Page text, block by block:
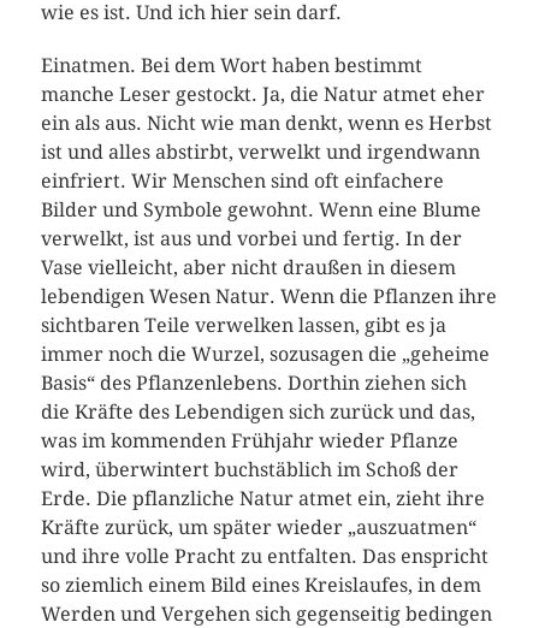
wie es ist. Und ich hier sein darf.
Einatmen. Bei dem Wort haben bestimmt
manche Leser gestockt. Ja, die Natur atmet eher
ein als aus. Nicht wie man denkt, wenn es Herbst
ist und alles abstirbt, verwelkt und irgendwann
einfriert. Wir Menschen sind oft einfachere
Bilder und Symbole gewohnt. Wenn eine Blume
verwelkt, ist aus und vorbei und fertig. In der
Vase vielleicht, aber nicht draußen in diesem
lebendigen Wesen Natur. Wenn die Pflanzen ihre
sichtbaren Teile verwelken lassen, gibt es ja
immer noch die Wurzel, sozusagen die „geheime
Basis“ des Pflanzenlebens. Dorthin ziehen sich
die Kräfte des Lebendigen sich zurück und das,
was im kommenden Frühjahr wieder Pflanze
wird, überwintert buchstäblich im Schoß der
Erde. Die pflanzliche Natur atmet ein, zieht ihre
Kräfte zurück, um später wieder „auszuatmen“
und ihre volle Pracht zu entfalten. Das enspricht
so ziemlich einem Bild eines Kreislaufes, in dem
Werden und Vergehen sich gegenseitig bedingen